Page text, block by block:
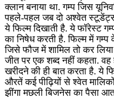
क्लान बनाया था. गम्प जिस
पहले-पहल जब दो अश्वेत
ये फिल्म दिखाती है. ये फॉरेस्ट
का निषेध करती है. फिल्म में
जिसे फौज में शामिल तो कर
जीत पर एक शब्द नहीं कहता.
खरीदने की ही बात करता है. ये
औरतें कई पीढ़ियों से श्वेत
झींगा मछली बिजनेस का पैसा